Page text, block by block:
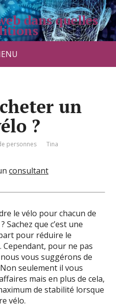
dans quelles
un
?
personnes Tina
consultant
le vélo pour chacun de
Sachez que c’est une
pour réduire le
pour ne pas
vous suggérons de
seulement il vous
mais en plus de cela,
de stabilité lorsque
vélo.